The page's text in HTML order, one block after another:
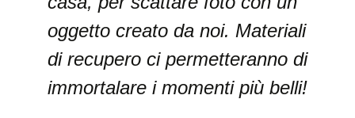
oggetto creato da noi. Materiali
di recupero ci permetteranno di
immortalare i momenti più belli!